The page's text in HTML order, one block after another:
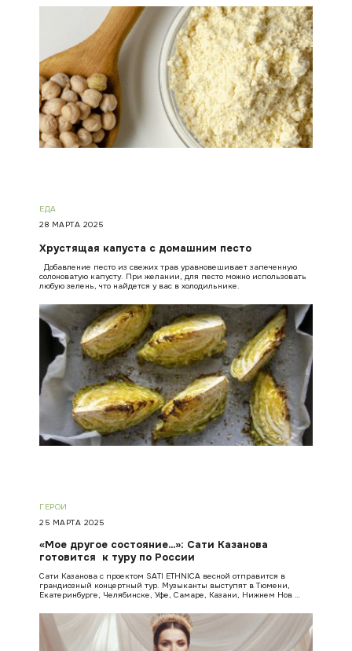
ЕДА
28 МАРТА 2025
Хрустящая капуста с домашним песто
Добавление песто из свежих трав уравновешивает запеченную
солоноватую капусту. При желании, для песто можно использовать
любую зелень, что найдется у вас в холодильнике.
ГЕРОИ
25 МАРТА 2025
«Мое другое состояние…»: Сати Казанова
готовится к туру по России
Сати Казанова с проектом SATI ETHNICA весной отправится в
грандиозный концертный тур. Музыканты выступят в Тюмени,
Екатеринбурге, Челябинске, Уфе, Самаре, Казани, Нижнем Нов …